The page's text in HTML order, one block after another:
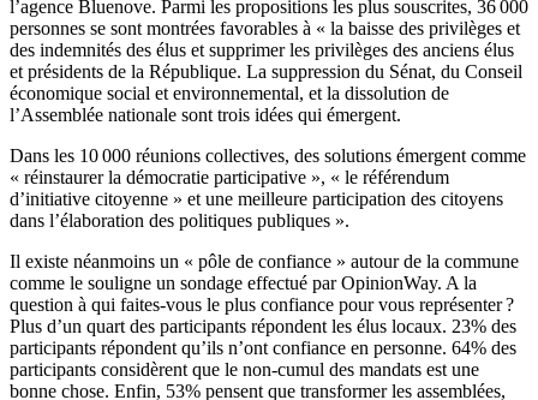
l’agence Bluenove. Parmi les propositions les plus souscrites, 36 000
personnes se sont montrées favorables à « la baisse des privilèges et
des indemnités des élus et supprimer les privilèges des anciens élus
et présidents de la République. La suppression du Sénat, du Conseil
économique social et environnemental, et la dissolution de
l’Assemblée nationale sont trois idées qui émergent.
Dans les 10 000 réunions collectives, des solutions émergent comme
« réinstaurer la démocratie participative », « le référendum
d’initiative citoyenne » et une meilleure participation des citoyens
dans l’élaboration des politiques publiques ».
Il existe néanmoins un « pôle de confiance » autour de la commune
comme le souligne un sondage effectué par OpinionWay. A la
question à qui faites-vous le plus confiance pour vous représenter ?
Plus d’un quart des participants répondent les élus locaux. 23% des
participants répondent qu’ils n’ont confiance en personne. 64% des
participants considèrent que le non-cumul des mandats est une
bonne chose. Enfin, 53% pensent que transformer les assemblées,